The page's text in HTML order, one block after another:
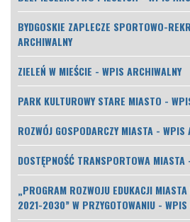
BYDGOSKIE ZAPLECZE SPORTOWO-
ARCHIWALNY
ZIELEŃ W MIEŚCIE - WPIS ARCHIWALNY
PARK KULTUROWY STARE MIASTO -
ROZWÓJ GOSPODARCZY MIASTA - WPIS
DOSTĘPNOŚĆ TRANSPORTOWA
„PROGRAM ROZWOJU EDUKACJI
2021-2030” W PRZYGOTOWANIU - WPIS